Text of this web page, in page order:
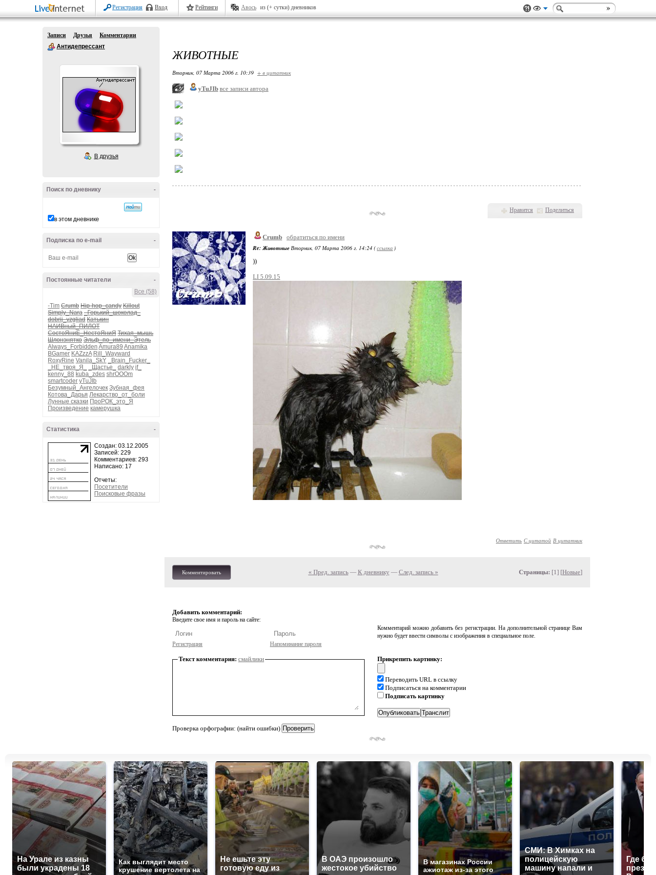
Регистрация Вход Рейтинги Авось из (+ сутки) дневников
Записи Друзья
Комментарии
Антидепрессант
В друзья
-
Поиск по дневнику
в этом дневнике
-
Подписка по e-mail
-
Постоянные читатели
Все (58)
-Tim Crumb Hip-hop_candy Killout
Simply_Nara _Горький_шоколад_
dobrij_vzgliad Катькин
НАИВный_ПИЛОТ
СостоЯниЕ_НестоЯниЯ Тихая_мышь
Шлонэнятко Эльф_по_имени_Этель
Always_Forbidden Amura89 Anamika
BGamer KAZzzA Rill_Wayward
RoxyRine Vanila_SkY
_Brain_Fucker_
_НЕ_твоя_Я_
_Щастье_ darkly if_
kenny_88 kuba_zdes shrOOOm
smartcoder yTuJIb
Безумный_Ангелочек Зубная_фея
Котова_Дарья Лекарство_от_боли
Лунные сказки ПроРОК_это_Я
Произведение камерушка
-
Статистика
Создан: 03.12.2005
Записей: 229
Комментариев: 293
Написано: 17
Отчеты:
Посетители
Поисковые фразы
ЖИВОТНЫЕ
Вторник, 07 Марта 2006 г. 10:39 + в цитатник
yTuJIb все записи автора
Нравится Поделиться
Crumb обратиться по имени
Re: Животные Вторник, 07 Марта 2006 г. 14:24 (ссылка )
))
LI 5.09.15
Ответить С цитатой В цитатник
Комментировать « Пред. запись— К дневнику — След. запись » Страницы: [1] [Новые]
Добавить комментарий:
Введите свое имя и пароль на сайте:
Регистрация Напоминание пароля
Комментарий можно добавить без регистрации. На дополнительной странице Вам
нужно будет ввести символы с изображения в специальное поле.
Текст комментария: смайлики
Проверка орфографии: (найти ошибки)
Прикрепить картинку:
Переводить URL в ссылку
Подписаться на комментарии
Подписать картинку
На Урале из казны
были украдены 18
Как выглядит место
крушение вертолета на
Не ешьте эту
готовую еду из
В ОАЭ произошло
жестокое убийство
В магазинах России
ажиотаж из-за этого
СМИ: В Химках на
полицейскую
машину напали и
Где